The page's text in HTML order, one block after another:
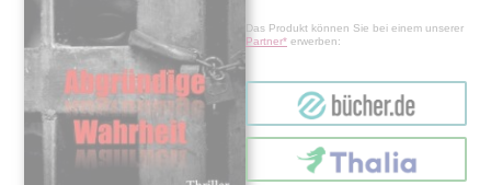
Das Produkt können Sie bei einem unserer
Partner* erwerben:
bücher.de
Thalia